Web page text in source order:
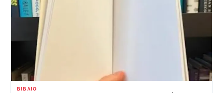
ΒΙΒΛΊΟ